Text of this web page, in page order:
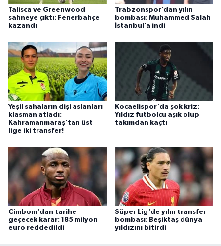
Talisca ve Greenwood
sahneye çıktı: Fenerbahçe
kazandı
Trabzonspor’dan yılın
bombası: Muhammed Salah
İstanbul’a indi
Yeşil sahaların dişi aslanları
klasman atladı:
Kahramanmaraş’tan üst
lige iki transfer!
Kocaelispor'da şok kriz:
Yıldız futbolcu aşık olup
takımdan kaçtı
Cimbom'dan tarihe
geçecek karar: 185 milyon
euro reddedildi
Süper Lig'de yılın transfer
bombası: Beşiktaş dünya
yıldızını bitirdi